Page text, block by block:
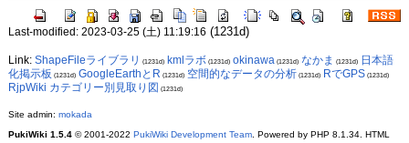
Last-modified: 2023-03-25 (土) 11:19:16 (1231d)
Link: ShapeFileライブラリ (1231d) kmlラボ (1231d) okinawa (1231d) なかま (1231d)
日本語
化掲示板 (1231d) GoogleEarthとR (1231d) 空間的なデータの分析(1231d) RでGPS(1231d)
RjpWiki カテゴリー別見取り図 (1231d)
Site admin: mokada
PukiWiki 1.5.4© 2001-2022 PukiWiki Development Team. Powered by PHP 8.1.34. HTML